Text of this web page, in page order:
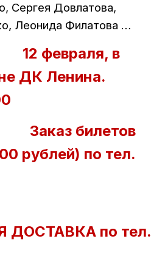
Сергея Довлатова,
Леонида Филатова …
в
ДК Ленина.
Заказ билетов
рублей) по тел.
ДОСТАВКА по тел.